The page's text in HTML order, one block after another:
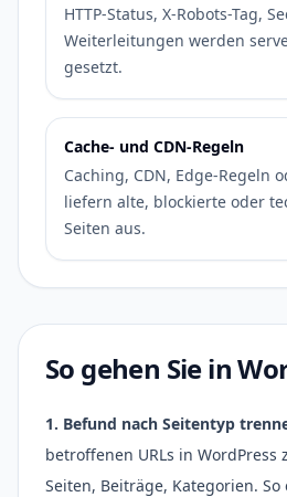
HTTP-Status, X-Robots-Tag,
Weiterleitungen werden
gesetzt.
Cache- und CDN-Regeln
Caching, CDN, Edge-Regeln
liefern alte, blockierte oder
Seiten aus.
So gehen Sie in
1. Befund nach Seitentyp
betroffenen URLs in WordPress
Seiten, Beiträge, Kategorien. So